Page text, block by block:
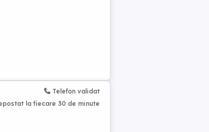
Telefon validat
la fiecare 30 de minute